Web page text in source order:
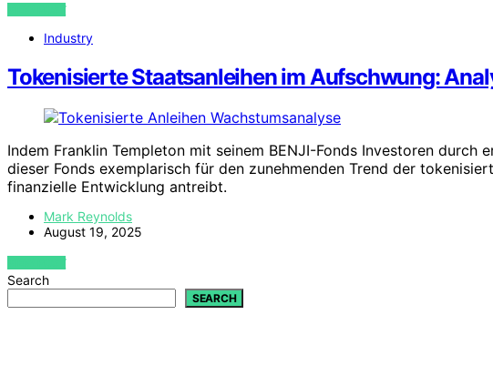
VIEW POST
Industry
Tokenisierte Staatsanleihen im Aufschwung:
Indem Franklin Templeton mit seinem BENJI-Fonds Investoren durch
dieser Fonds exemplarisch für den zunehmenden Trend der
finanzielle Entwicklung antreibt.
Mark Reynolds
August 19, 2025
VIEW POST
Search
SEARCH